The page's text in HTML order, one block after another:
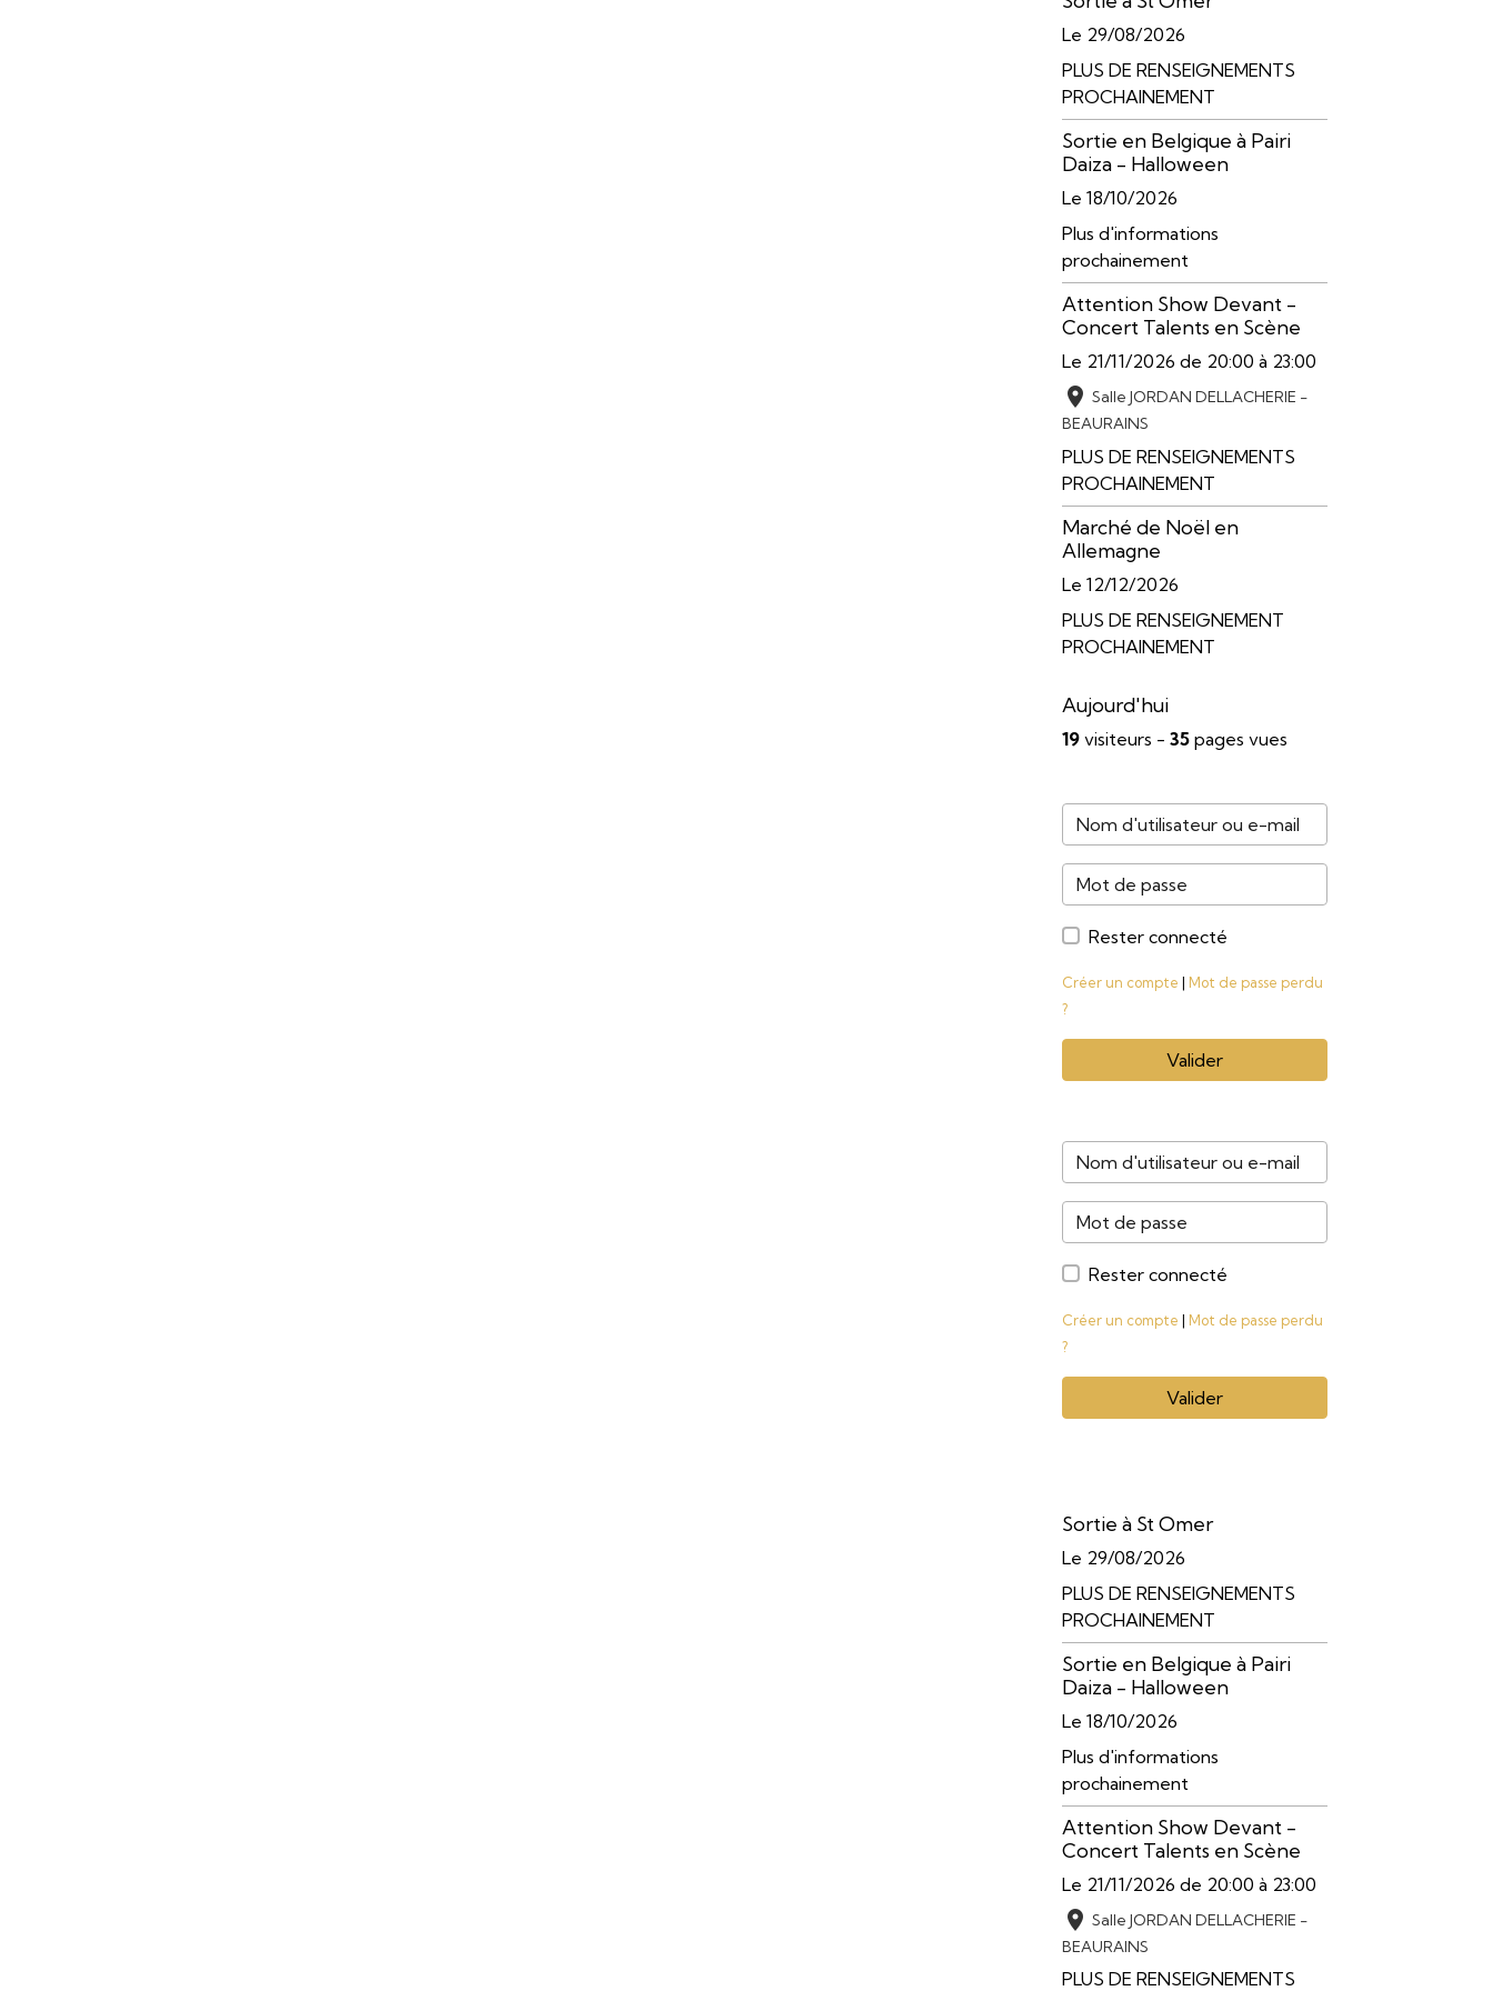
Le 29/08/2026
PLUS DE RENSEIGNEMENTS
PROCHAINEMENT
Sortie en Belgique à Pairi
Daiza - Halloween
Le 18/10/2026
Plus d'informations
prochainement
Attention Show Devant -
Concert Talents en Scène
Le 21/11/2026 de 20:00 à 23:00
Salle JORDAN DELLACHERIE -
BEAURAINS
PLUS DE RENSEIGNEMENTS
PROCHAINEMENT
Marché de Noël en
Allemagne
Le 12/12/2026
PLUS DE RENSEIGNEMENT
PROCHAINEMENT
Aujourd'hui
19visiteurs - 35pages vues
Rester connecté
Créer un compte | Mot de passe perdu
?
Valider
Rester connecté
Créer un compte | Mot de passe perdu
?
Valider
Sortie à St Omer
Le 29/08/2026
PLUS DE RENSEIGNEMENTS
PROCHAINEMENT
Sortie en Belgique à Pairi
Daiza - Halloween
Le 18/10/2026
Plus d'informations
prochainement
Attention Show Devant -
Concert Talents en Scène
Le 21/11/2026 de 20:00 à 23:00
Salle JORDAN DELLACHERIE -
BEAURAINS
PLUS DE RENSEIGNEMENTS